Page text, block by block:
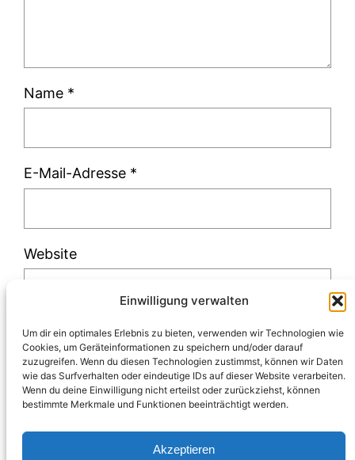
Einwilligung verwalten
Um dir ein optimales Erlebnis zu bieten, verwenden wir Technologien wie
Cookies, um Geräteinformationen zu speichern und/oder darauf
zuzugreifen. Wenn du diesen Technologien zustimmst, können wir Daten
wie das Surfverhalten oder eindeutige IDs auf dieser Website verarbeiten.
Wenn du deine Einwilligung nicht erteilst oder zurückziehst, können
bestimmte Merkmale und Funktionen beeinträchtigt werden.
Akzeptieren
Name *
E-Mail-Adresse *
Website
Diese Website verwendet Akismet, um Spam
zu reduzieren.Erfahre, wie deine
Kommentardaten verarbeitet werden.